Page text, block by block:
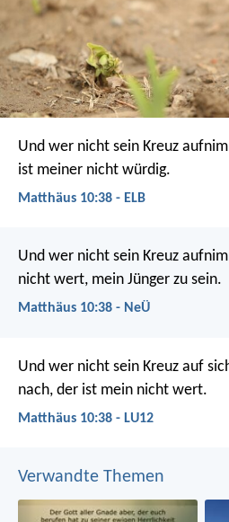
Und wer nicht sein Kreuz
ist meiner nicht würdig.
Matthäus 10:38 - ELB
Und wer nicht sein Kreuz
nicht wert, mein Jünger zu sein.
Matthäus 10:38 - NeÜ
Und wer nicht sein Kreuz auf
nach, der ist mein nicht wert.
Matthäus 10:38 - LU12
Verwandte Themen